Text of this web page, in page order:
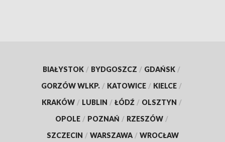
BIAŁYSTOK / BYDGOSZCZ / GDAŃSK /
GORZÓW WLKP. / KATOWICE / KIELCE /
KRAKÓW / LUBLIN / ŁÓDŹ / OLSZTYN /
OPOLE / POZNAŃ / RZESZÓW /
SZCZECIN / WARSZAWA / WROCŁAW